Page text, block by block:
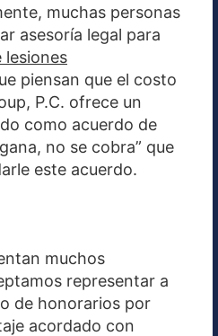
muchas personas
asesoría legal para
lesiones
piensan que el costo
P.C. ofrece un
como acuerdo de
no se cobra” que
este acuerdo.
muchos
representar a
de honorarios por
acordado con